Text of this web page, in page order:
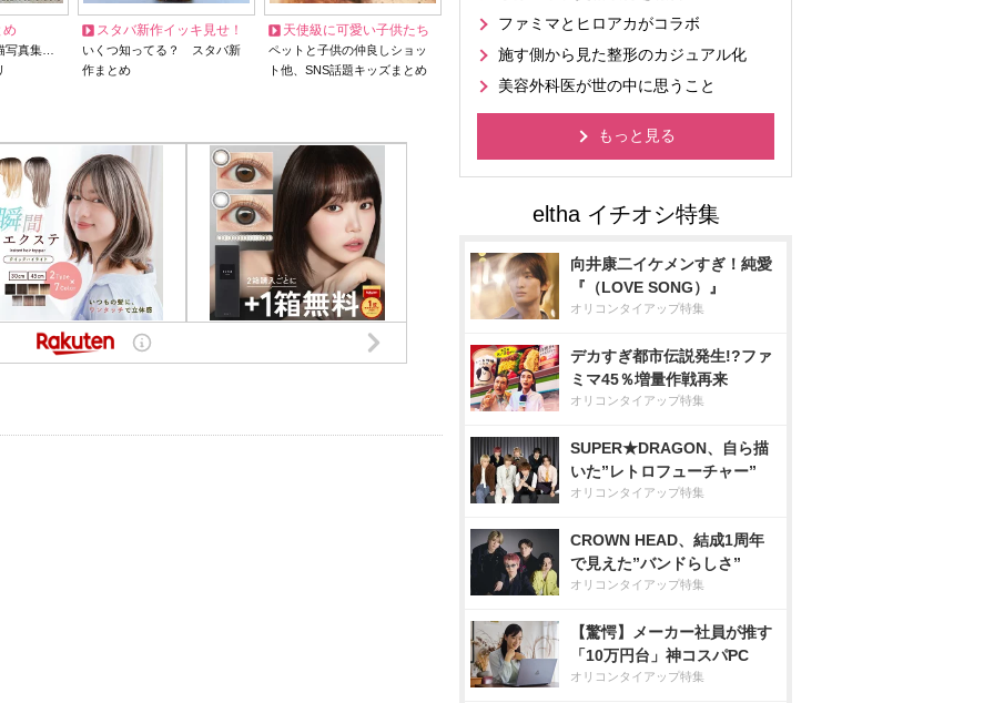
め
写真集…
スタバ新作イッキ見せ！
いくつ知ってる？ スタバ新
作まとめ
天使級に可愛い子供たち
ペットと子供の仲良しショッ
ト他、SNS話題キッズまとめ
ファミマとヒロアカがコラボ
施す側から見た整形のカジュアル化
美容外科医が世の中に思うこと
もっと見る
向井康二イケメンすぎ！純愛
『（LOVE SONG）』
オリコンタイアップ特集
デカすぎ都市伝説発生!?ファ
ミマ45％増量作戦再来
オリコンタイアップ特集
SUPER★DRAGON、自ら描
いた”レトロフューチャー”
オリコンタイアップ特集
CROWN HEAD、結成1周年
で見えた”バンドらしさ”
オリコンタイアップ特集
【驚愕】メーカー社員が推す
「10万円台」神コスパPC
オリコンタイアップ特集